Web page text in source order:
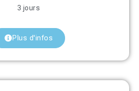
3 jours
Plus d'infos